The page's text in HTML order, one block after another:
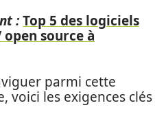
:Top 5 des logiciels
source à
parmi cette
voici les exigences clés